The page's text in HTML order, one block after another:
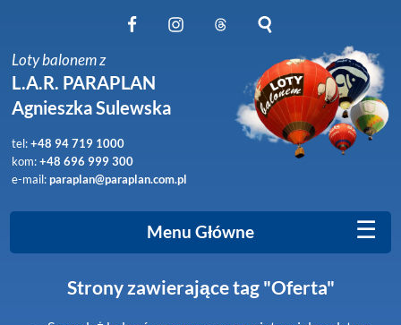
Obserwuj nas na Instagram
Obserwuj nas na Threads
Szukaj na stronie
Loty balonem z
L.A.R. PARAPLAN
Agnieszka Sulewska
tel:+48 94 719 1000
kom:+48 696 999 300
e-mail:paraplan@paraplan.com.pl
Menu Główne ☰
Strony zawierające tag "Oferta"